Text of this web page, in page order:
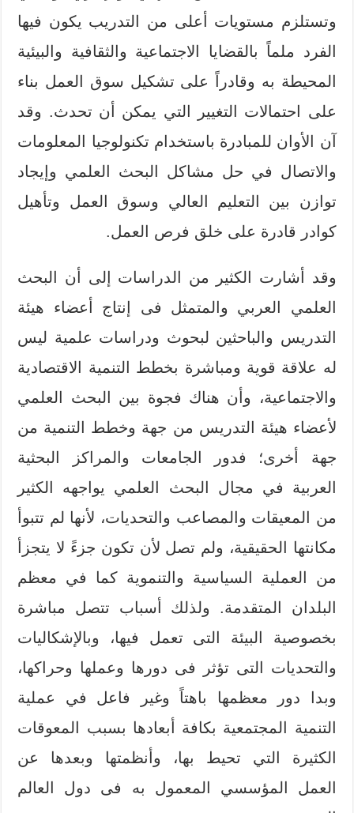
وتستلزم مستويات أعلى من التدريب يكون فيها
الفرد ملماً بالقضايا الاجتماعية والثقافية والبيئية
المحيطة به وقادراً على تشكيل سوق العمل بناء
على احتمالات التغيير التي يمكن أن تحدث. وقد
آن الأوان للمبادرة باستخدام تكنولوجيا المعلومات
والاتصال في حل مشاكل البحث العلمي وإيجاد
توازن بين التعليم العالي وسوق العمل وتأهيل
كوادر قادرة على خلق فرص العمل.
وقد أشارت الكثير من الدراسات إلى أن البحث
العلمي العربي والمتمثل فى إنتاج أعضاء هيئة
التدريس والباحثين لبحوث ودراسات علمية ليس
له علاقة قوية ومباشرة بخطط التنمية الاقتصادية
والاجتماعية، وأن هناك فجوة بين البحث العلمي
لأعضاء هيئة التدريس من جهة وخطط التنمية من
جهة أخرى؛ فدور الجامعات والمراكز البحثية
العربية في مجال البحث العلمي يواجهه الكثير
من المعيقات والمصاعب والتحديات، لأنها لم تتبوأ
مكانتها الحقيقية، ولم تصل لأن تكون جزءً لا يتجزأ
من العملية السياسية والتنموية كما في معظم
البلدان المتقدمة. ولذلك أسباب تتصل مباشرة
بخصوصية البيئة التى تعمل فيها، وبالإشكاليات
والتحديات التى تؤثر فى دورها وعملها وحراكها،
وبدا دور معظمها باهتاً وغير فاعل في عملية
التنمية المجتمعية بكافة أبعادها بسبب المعوقات
الكثيرة التي تحيط بها، وأنظمتها وبعدها عن
العمل المؤسسي المعمول به فى دول العالم